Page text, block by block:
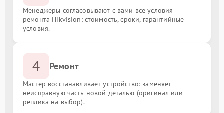
Менеджеры согласовывают с вами все условия
ремонта Hikvision: стоимость, сроки, гарантийные
условия.
4 Ремонт
Мастер восстанавливает устройство: заменяет
неисправную часть новой деталью (оригинал или
реплика на выбор).